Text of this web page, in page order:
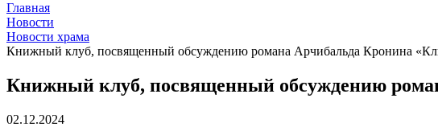
Главная
Новости
Новости храма
Книжный клуб, посвященный обсуждению романа Арчибальда Кронина
Книжный клуб, посвященный обсуждению
02.12.2024